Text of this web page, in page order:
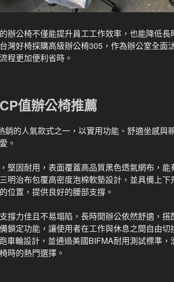
辦公椅不僅能提升員工工作效率，也能降低
灣好椅採購高級辦公椅305，作為辦公室全面
程更加便利省時。
值辦公椅推薦
銷的人氣款式之一，以實用功能、舒適坐感與
。
堅固耐用，表面覆蓋高品質黑色透氣網布，
明治布包覆高密度泡棉軟墊設計，並具備上
位置，提供良好的腰部支撐。
撐力佳且不易塌陷，長時間辦公依然舒適，
鎖定功能，讓使用者在工作與休息之間自由切
車輪設計，並通過美國BIFMA耐用測試標準
時的熱門選擇。